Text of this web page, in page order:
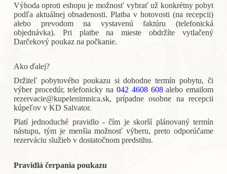
Výhoda oproti eshopu je možnosť vybrať už konkrétny pobyt
podľa aktuálnej obsadenosti. Platba v hotovosti (na recepcii)
alebo prevodom na vystavenú faktúru (telefonická
objednávka). Pri platbe na mieste obdržíte vytlačený
Darčekový poukaz na počkanie.
Ako ďalej?
Držiteľ pobytového poukazu si dohodne termín pobytu, či
výber procedúr, telefonicky na 042 4608 608alebo emailom
rezervacie@kupelenimnica.sk, prípadne osobne na recepcii
kúpeľov v KD Salvator.
Platí jednoduché pravidlo - čím je skorší plánovaný termín
nástupu, tým je menšia možnosť výberu, preto odporúčame
rezerváciu služieb v dostatočnom predstihu.
Pravidlá čerpania poukazu